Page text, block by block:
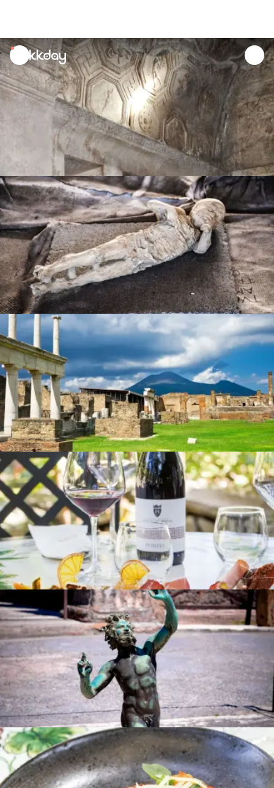
unread
notifications